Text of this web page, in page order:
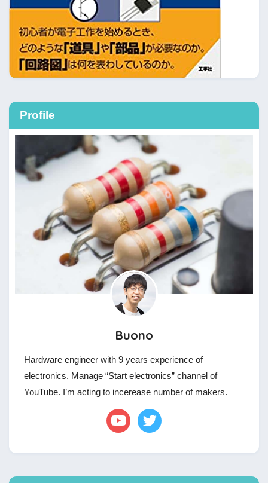
Profile
Buono
Hardware engineer with 9 years experience of
electronics. Manage “Start electronics” channel of
YouTube. I’m acting to incerease number of makers.